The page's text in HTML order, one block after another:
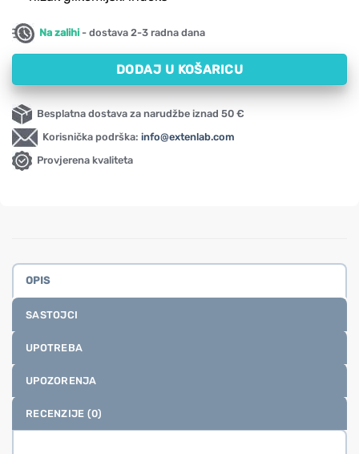
Na zalihi - dostava 2-3 radna dana
DODAJ U KOŠARICU
Besplatna dostava za narudžbe iznad 50 €
Korisnička podrška: info@extenlab.com
Provjerena kvaliteta
OPIS
SASTOJCI
UPOTREBA
UPOZORENJA
RECENZIJE (0)